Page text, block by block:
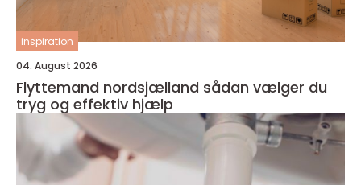
inspiration
04. August 2026
Flyttemand nordsjælland sådan vælger du
tryg og effektiv hjælp